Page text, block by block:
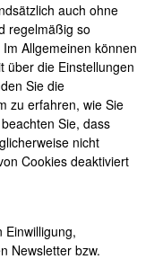
auch ohne
regelmäßig so
Allgemeinen können
über die Einstellungen
Sie die
zu erfahren, wie Sie
Sie, dass
nicht
Cookies deaktiviert
Einwilligung,
Newsletter bzw.